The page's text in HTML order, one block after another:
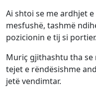
Ai shtoi se me ardhjet
mesfushë, tashmë
pozicionin e tij si portier.
Muriç gjithashtu tha
tejet e rëndësishme
jetë vendimtar.